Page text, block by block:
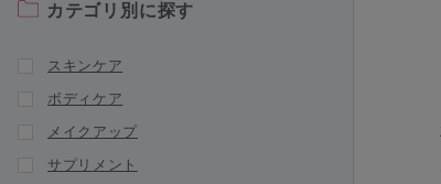
新商品が入荷されました
新商品が入荷されました
カテゴリ別に探す
スキンケア
ボディケア
メイクアップ
サプリメント